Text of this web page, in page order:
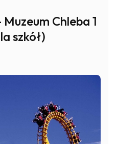
Chleba 1
szkół)